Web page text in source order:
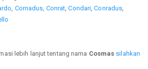
Cornadus Conrat ,Condari ,Conradus
lebih lanjut tentang nama Cosmas silahkan